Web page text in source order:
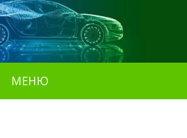
МЕНЮ